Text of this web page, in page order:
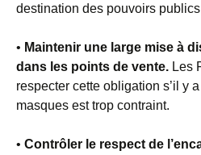
destination des pouvoirs publics
• Maintenir une large mise à
dans les points de vente. Les
respecter cette obligation s’il y
masques est trop contraint.
• Contrôler le respect de